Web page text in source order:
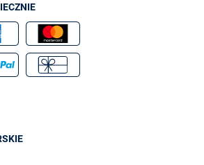
czy marynarki. Możesz też przełamać zwykłe
oryginalną chustę na szyję, pełną
Wybierz piękny model z oferty
dookoła.